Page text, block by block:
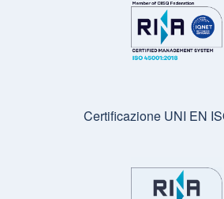
Certificazione UNI EN